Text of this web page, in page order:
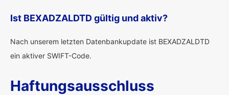
Ist BEXADZALDTD gültig und aktiv?
Nach unserem letzten Datenbankupdate ist BEXADZALDTD
ein aktiver SWIFT-Code.
Haftungsausschluss